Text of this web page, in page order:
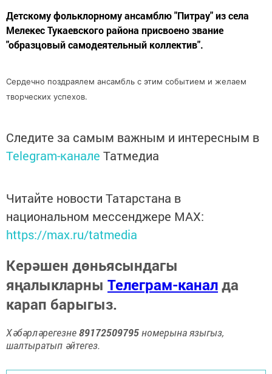
Детскому фольклорному ансамблю "Питрау" из села
Мелекес Тукаевского района присвоено звание
"образцовый самодеятельный коллектив".
Сердечно поздраялем ансамбль с этим событием и желаем
творческих успехов.
Следите за самым важным и интересным в
Telegram-канале Татмедиа
Читайте новости Татарстана в
национальном мессенджере MАХ:
https://max.ru/tatmedia
Керәшен дөньясындагы
яңалыкларны Телеграм-каналда
карап барыгыз.
Хәбәрләрегезне89172509795номерына языгыз,
шалтыратып әйтегез.